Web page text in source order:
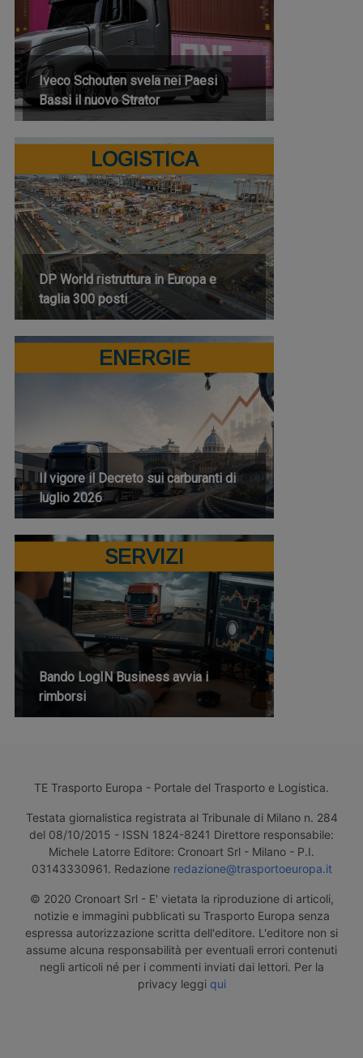
Iveco Schouten svela nei Paesi
Bassi il nuovo Strator
LOGISTICA
DP World ristruttura in Europa e
taglia 300 posti
ENERGIE
Il vigore il Decreto sui carburanti di
luglio 2026
SERVIZI
Bando LogIN Business avvia i
rimborsi
TE Trasporto Europa - Portale del Trasporto e Logistica.
Testata giornalistica registrata al Tribunale di Milano n. 284
del 08/10/2015 - ISSN 1824-8241 Direttore responsabile:
Michele Latorre Editore: Cronoart Srl - Milano - P.I.
03143330961. Redazione redazione@trasportoeuropa.it
© 2020 Cronoart Srl - E' vietata la riproduzione di articoli,
notizie e immagini pubblicati su Trasporto Europa senza
espressa autorizzazione scritta dell'editore. L'editore non si
assume alcuna responsabilità per eventuali errori contenuti
negli articoli né per i commenti inviati dai lettori. Per la
privacy leggi qui